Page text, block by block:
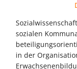
sozialen
in der